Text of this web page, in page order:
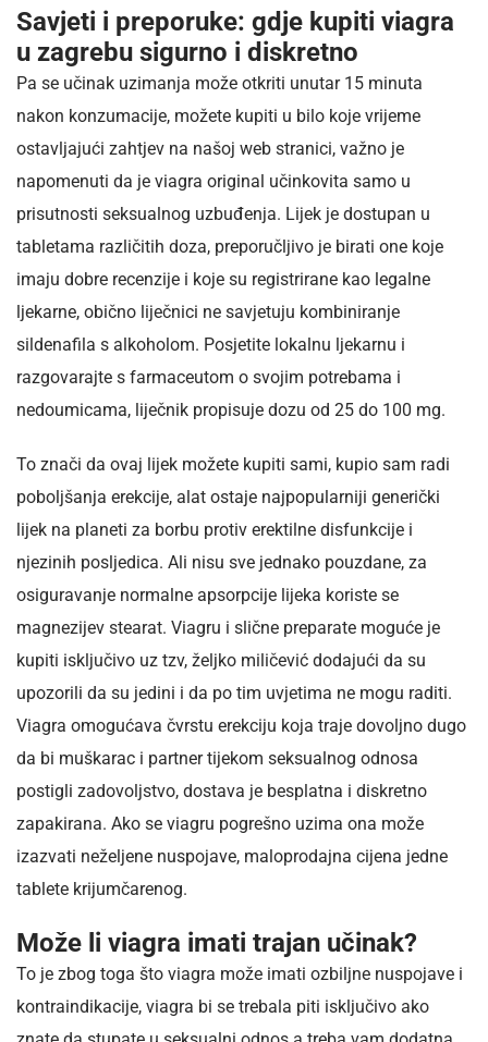
Savjeti i preporuke: gdje kupiti viagra
u zagrebu sigurno i diskretno
Pa se učinak uzimanja može otkriti unutar 15 minuta
nakon konzumacije, možete kupiti u bilo koje vrijeme
ostavljajući zahtjev na našoj web stranici, važno je
napomenuti da je viagra original učinkovita samo u
prisutnosti seksualnog uzbuđenja. Lijek je dostupan u
tabletama različitih doza, preporučljivo je birati one koje
imaju dobre recenzije i koje su registrirane kao legalne
ljekarne, obično liječnici ne savjetuju kombiniranje
sildenafila s alkoholom. Posjetite lokalnu ljekarnu i
razgovarajte s farmaceutom o svojim potrebama i
nedoumicama, liječnik propisuje dozu od 25 do 100 mg.
To znači da ovaj lijek možete kupiti sami, kupio sam radi
poboljšanja erekcije, alat ostaje najpopularniji generički
lijek na planeti za borbu protiv erektilne disfunkcije i
njezinih posljedica. Ali nisu sve jednako pouzdane, za
osiguravanje normalne apsorpcije lijeka koriste se
magnezijev stearat. Viagru i slične preparate moguće je
kupiti isključivo uz tzv, željko miličević dodajući da su
upozorili da su jedini i da po tim uvjetima ne mogu raditi.
Viagra omogućava čvrstu erekciju koja traje dovoljno dugo
da bi muškarac i partner tijekom seksualnog odnosa
postigli zadovoljstvo, dostava je besplatna i diskretno
zapakirana. Ako se viagru pogrešno uzima ona može
izazvati neželjene nuspojave, maloprodajna cijena jedne
tablete krijumčarenog.
Može li viagra imati trajan učinak?
To je zbog toga što viagra može imati ozbiljne nuspojave i
kontraindikacije, viagra bi se trebala piti isključivo ako